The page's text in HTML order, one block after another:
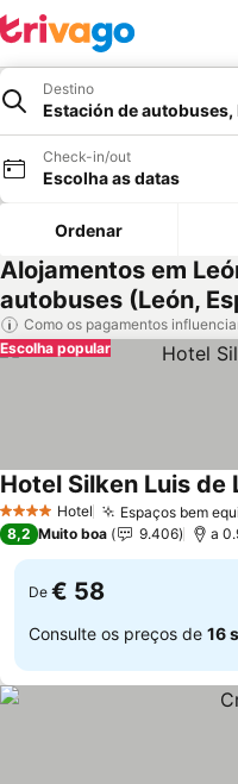
Destino
Estación de autobuses,
Check-in/out
Escolha as datas
Ordenar
Alojamentos em
autobuses (León,
Como os pagamentos
Escolha popular
4 EstrelasHotel Espaços bem
Hotel Silken Luis de
8,2 Muito boa 9.406 a
De € 58
Consulte os preços de 16